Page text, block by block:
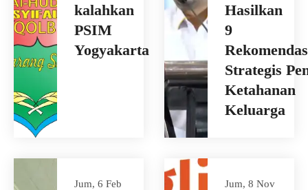
kalahkan
PSIM
Yogyakarta
Hasilkan
9
Strategis
Ketahanan
Keluarga
Jum, 6 Feb
Jum, 8 Nov